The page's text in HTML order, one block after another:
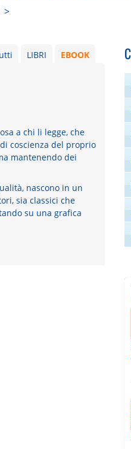
>
EBOOK
LIBRI
a chi li legge, che
coscienza del proprio
mantenendo dei
nascono in un
sia classici che
su una grafica